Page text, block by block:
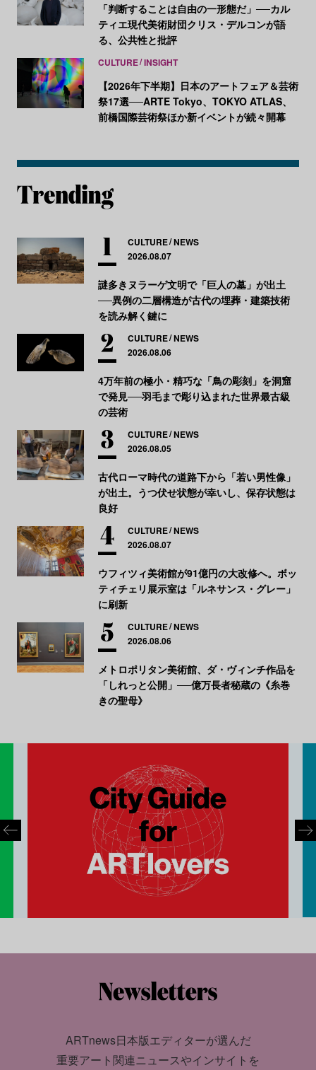
「判断することは自由の一形態だ」──カル
ティエ現代美術財団クリス・デルコンが語
る、公共性と批評
CULTURE INSIGHT
【2026年下半期】日本のアートフェア＆芸術
祭17選──ARTE Tokyo、TOKYO ATLAS、
前橋国際芸術祭ほか新イベントが続々開幕
CULTURE NEWS
2026.08.07
謎多きヌラーゲ文明で「巨人の墓」が出土
──異例の二層構造が古代の埋葬・建築技術
を読み解く鍵に
CULTURE NEWS
2026.08.06
4万年前の極小・精巧な「鳥の彫刻」を洞窟
で発見──羽毛まで彫り込まれた世界最古級
の芸術
CULTURE NEWS
2026.08.05
古代ローマ時代の道路下から「若い男性像」
が出土。うつ伏せ状態が幸いし、保存状態は
良好
CULTURE NEWS
2026.08.07
ウフィツィ美術館が91億円の大改修へ。ボッ
ティチェリ展示室は「ルネサンス・グレー」
に刷新
CULTURE NEWS
2026.08.06
メトロポリタン美術館、ダ・ヴィンチ作品を
「しれっと公開」──億万長者秘蔵の《糸巻
きの聖母》
ARTnews日本版エディターが選んだ
重要アート関連ニュースやインサイトを